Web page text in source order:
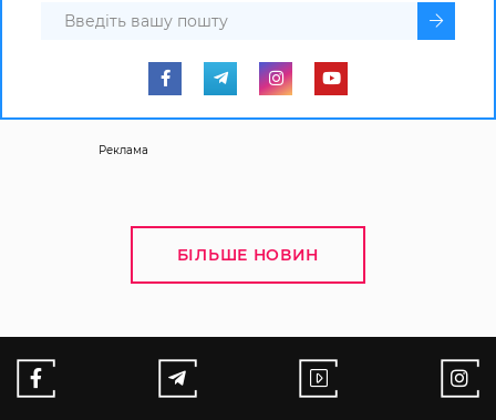
Реклама
БІЛЬШЕ НОВИН